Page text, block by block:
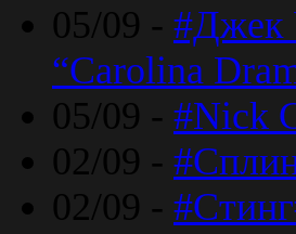
05/09 - #Джек
“Carolina
05/09 - #Nick
02/09 -
02/09 -